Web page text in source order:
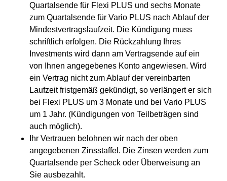
Quartalsende für Flexi PLUS und sechs Monate
zum Quartalsende für Vario PLUS nach Ablauf der
Mindestvertragslaufzeit. Die Kündigung muss
schriftlich erfolgen. Die Rückzahlung Ihres
Investments wird dann am Vertragsende auf ein
von Ihnen angegebenes Konto angewiesen. Wird
ein Vertrag nicht zum Ablauf der vereinbarten
Laufzeit fristgemäß gekündigt, so verlängert er sich
bei Flexi PLUS um 3 Monate und bei Vario PLUS
um 1 Jahr. (Kündigungen von Teilbeträgen sind
auch möglich).
Ihr Vertrauen belohnen wir nach der oben
angegebenen Zinsstaffel. Die Zinsen werden zum
Quartalsende per Scheck oder Überweisung an
Sie ausbezahlt.